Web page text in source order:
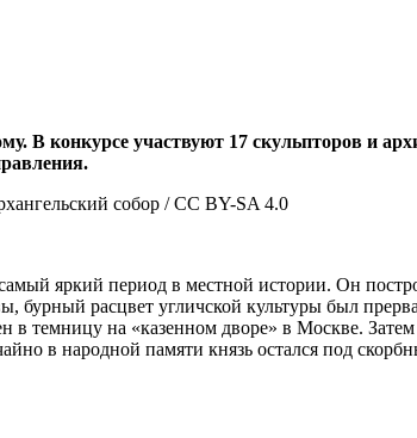
В конкурсе участвуют 17 скульпторов и
яркий период в местной истории. Он
расцвет угличской культуры был
темницу на «казенном дворе» в Москве. Затем
в народной памяти князь остался под